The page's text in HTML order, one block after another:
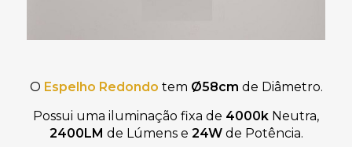
O Espelho Redondo tem Ø58cm de Diâmetro.
Possui uma iluminação fixa de 4000k Neutra,
2400LM de Lúmens e 24Wde Potência.